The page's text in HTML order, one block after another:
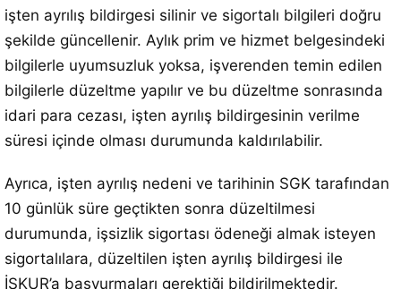
işten ayrılış bildirgesi silinir ve sigortalı bilgileri doğru
şekilde güncellenir. Aylık prim ve hizmet belgesindeki
bilgilerle uyumsuzluk yoksa, işverenden temin edilen
bilgilerle düzeltme yapılır ve bu düzeltme sonrasında
idari para cezası, işten ayrılış bildirgesinin verilme
süresi içinde olması durumunda kaldırılabilir.
Ayrıca, işten ayrılış nedeni ve tarihinin SGK tarafından
10 günlük süre geçtikten sonra düzeltilmesi
durumunda, işsizlik sigortası ödeneği almak isteyen
sigortalılara, düzeltilen işten ayrılış bildirgesi ile
İŞKUR’a başvurmaları gerektiği bildirilmektedir.